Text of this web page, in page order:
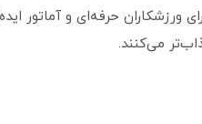
می‌کنند.